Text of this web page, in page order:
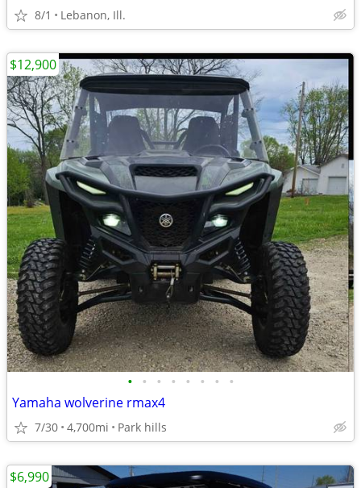
8/1 Lebanon, Ill.
• • • • • • • •
Yamaha wolverine rmax4
7/30 4,700mi Park hills
$12,900
$6,990